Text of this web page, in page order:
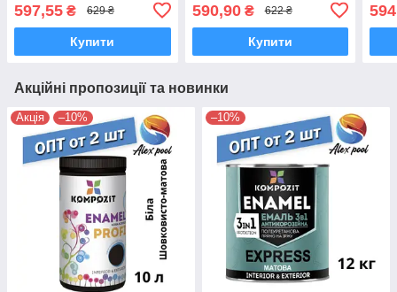
597,55 ₴ 629 ₴
Купити
590,90₴ 622 ₴
Купити
Акційні пропозиції та новинки
Акція –10% –10%